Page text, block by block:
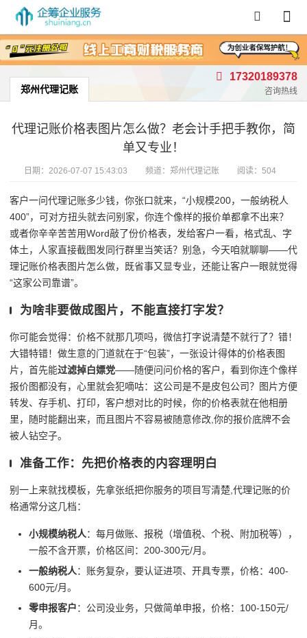
首页 / 郑州代理记账
郑州代理记账
17320189378
咨询热线
代理记账价格表图片怎么做？老会计手把手教你，简
单又专业！
日期： 2026-07-07 15:43:03 频道： 郑州代理记账 阅读：504
客户一问代理记账多少钱，你张口就来，“小规模200，一般纳税人
400”，可对方扭头就去问别家，你连个像样的报价单都拿不出来？
或者你辛辛苦苦用Word敲了份价格表，发给客户一看，格式乱、字
体土，人家直接截图发同行群里当笑话？别急，今天咱就聊聊——代
理记账价格表图片怎么做，既省事又显专业，还能让客户一眼就觉得
“这家公司靠谱”。
为啥非要做成图片，不能直接打字发？
你可能会觉得：价格不就那几项吗，微信打字说清楚不就行了？错！
大错特错！做生意的门道就在于“包装”，一张设计得体的价格表图
片，首先能过滤掉白嫖党——随便问问价格的客户，看到你连个像样
报价图都没有，心里就会犯嘀咕：这公司是不是皮包公司？图片方便
转发、存手机、打印，客户想对比的时候，你的价格表就在他相册
里，随时能翻出来，而且图片不容易被随意修改,你的报价底牌不会
被人钻空子。
准备工作：先把价格表的内容理明白
别一上来就找模板，先拿张纸把你服务的项目写清楚,代理记账的价
格通常分这几档：
小规模纳税人：每月做账、报税（增值税、个税、附加税等），
一般不含开票，价格区间：200-300元/月。
一般纳税人：账务复杂，要认证进项、开具专票，价格：400-
600元/月。
零申报客户：公司没业务，只做简单申报，价格：100-150元/
月。